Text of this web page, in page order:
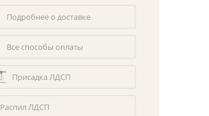
Подробнее о доставке
Все способы оплаты
Присадка ЛДСП
Распил ЛДСП